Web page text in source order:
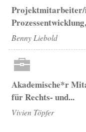
Projektmitarbeiter/
Benny Liebold
Akademische*r
für Rechts- und...
Vivien Töpfer